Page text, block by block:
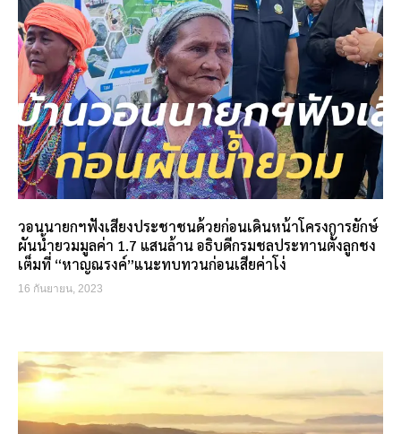
วอนนายกฯฟังเสียงประชาชนด้วยก่อนเดินหน้าโครงการยักษ์
ผันน้ำยวมมูลค่า 1.7 แสนล้าน อธิบดีกรมชลประทานตั้งลูกชง
เต็มที่ “หาญณรงค์”แนะทบทวนก่อนเสียค่าโง่
16 กันยายน, 2023